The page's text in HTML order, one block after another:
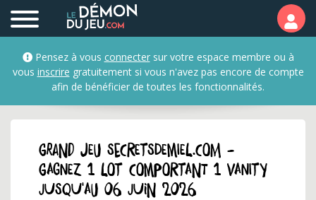
Pensez à vous connectersur votre espace membre ou à
vous inscrire gratuitement si vous n'avez pas encore de compte
afin de bénéficier de toutes les fonctionnalités.
GRAND JEU secretsdemiel.com -
Gagnez 1 lot comportant 1 vanity
jusqu'au 06 juin 2026